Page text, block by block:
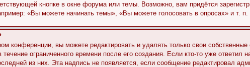
кнопке в окне форума или темы. Возможно, вам придётся
«Вы можете начинать темы», «Вы можете голосовать в опросах» и т. п.
конференции, вы можете редактировать и удалять только свои
ограниченного времени после его создания. Если кто-то уже
из них. Эта надпись не появляется, если сообщение редактировал